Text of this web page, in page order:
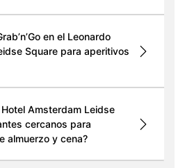
en el Leonardo
Square para aperitivos
Amsterdam Leidse
cercanos para
almuerzo y cena?